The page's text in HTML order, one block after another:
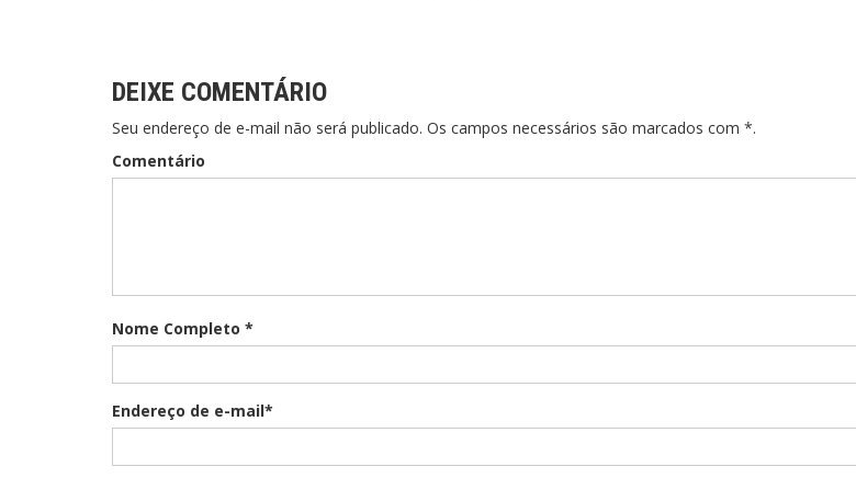
DEIXE COMENTÁRIO
Seu endereço de e-mail não será publicado. Os campos necessários são marcados com *.
Comentário
Nome Completo *
Endereço de e-mail*